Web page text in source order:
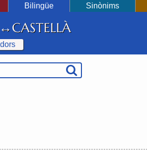
Bilingüe Sinònims